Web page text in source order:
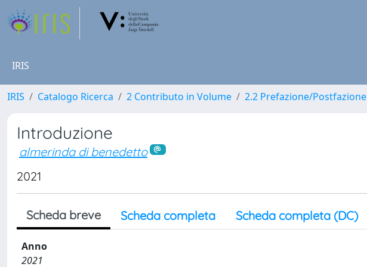
IRIS
IRIS Catalogo Ricerca 2 Contributo in Volume 2.2 Prefazione/Postfazione
Introduzione
almerinda di benedetto
2021
Scheda breve Scheda completa Scheda completa (DC)
Anno
2021